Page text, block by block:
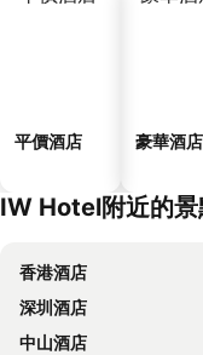
平價酒店 豪華酒店
IW Hotel附近的景
香港酒店
深圳酒店
中山酒店